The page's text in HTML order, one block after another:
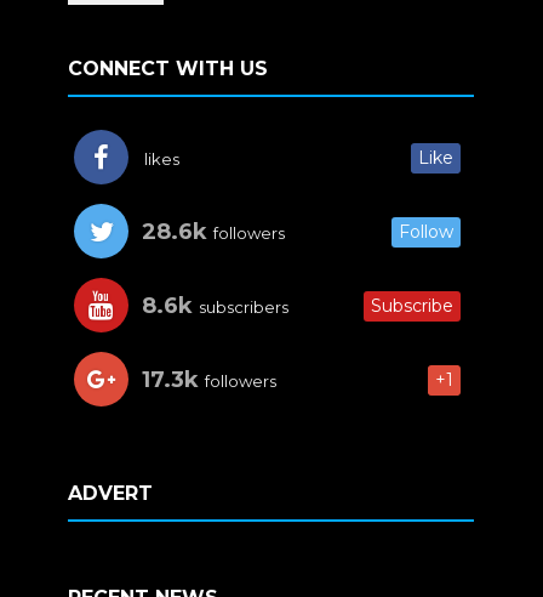
CONNECT WITH US
likes Like
28.6k followers Follow
8.6k subscribers Subscribe
17.3k followers +1
ADVERT